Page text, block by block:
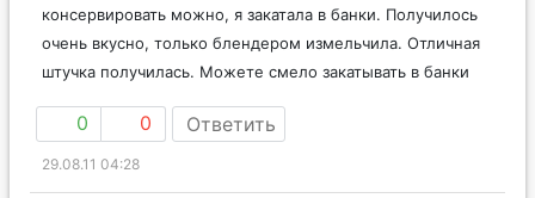
консервировать можно, я закатала в банки. Получилось
очень вкусно, только блендером измельчила. Отличная
штучка получилась. Можете смело закатывать в банки
0 0 Ответить
29.08.11 04:28